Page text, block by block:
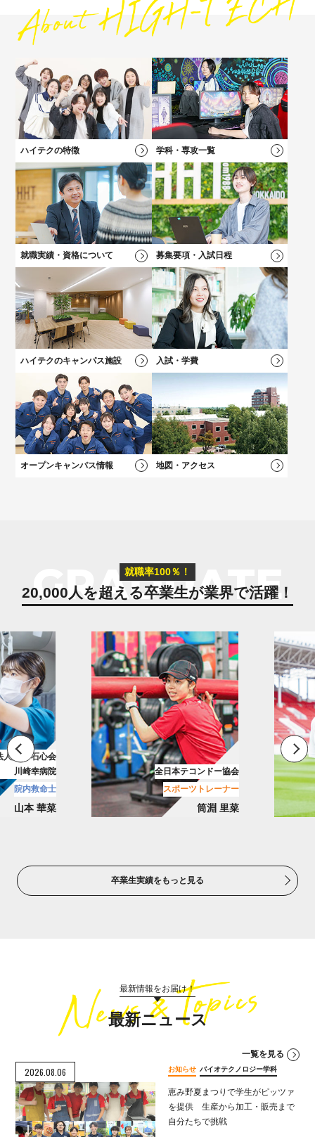
オススメのコンテンツ
自分の「好き！」が見つかる！
好きなメニューを選べる★オープンキャンパス
募集要項・入試情報 学費について
学科一覧を見る 総合型選抜（AO）入試
社会人・フリーターの方にオススメのコンテンツ
キャリアチェンジをお考えの方にオススメの説明会！
卒業後も万全！
就職サポート
負担を軽減！
学費サポート
高校2年生向けのイベントや最新情報、進路選びについてはこち
ら！
学科一覧を見る 学費について
新キャンパス完成！
施設・設備
大学？專門？
迷っている方へ
保護者の方にオススメのコンテンツ
保護者の方向けのご案内、学費説明動画はコチラ
卒業後も万全！
就職サポート
負担を軽減！
学費サポート
ハイテクの特徴 学科・専攻一覧
就職実績・資格について 募集要項・入試日程
ハイテクのキャンパス施設 入試・学費
オープンキャンパス情報 地図・アクセス
20,000人を超える卒業生が業界で活躍！
就職率100％！
GRADUATE
筒淵 里菜
ツトレーナー
コンドー協会
古池 翔吾
メディカルトレーナー
花園近鉄ライナーズ
リーグワン/ラグビーチーム
卒業生実績をもっと見る
最新情報をお届け！
最新ニュース
一覧を見る
2026.08.06
恵み野夏まつりで学生がピッツァ
を提供 生産から加工・販売まで
自分たちで挑戦
お知らせ バイオテクノロジー学科